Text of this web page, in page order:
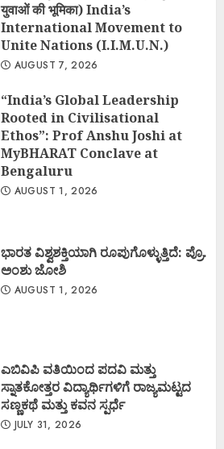
युवाओं की भूमिका) India’s
International Movement to
Unite Nations (I.I.M.U.N.)
AUGUST 7, 2026
“India’s Global Leadership
Rooted in Civilisational
Ethos”: Prof Anshu Joshi at
MyBHARAT Conclave at
Bengaluru
AUGUST 1, 2026
ಭಾರತ ವಿಶ್ವಶಕ್ತಿಯಾಗಿ ರೂಪುಗೊಳ್ಳುತ್ತಿದೆ: ಪ್ರೊ.
ಅಂಶು ಜೋಶಿ
AUGUST 1, 2026
ಎಬಿವಿಪಿ ವತಿಯಿಂದ ಪದವಿ ಮತ್ತು
ಸ್ನಾತಕೋತ್ತರ ವಿದ್ಯಾರ್ಥಿಗಳಿಗೆ ರಾಜ್ಯಮಟ್ಟದ
ಸಣ್ಣಕಥೆ ಮತ್ತು ಕವನ ಸ್ಪರ್ಧೆ
JULY 31, 2026